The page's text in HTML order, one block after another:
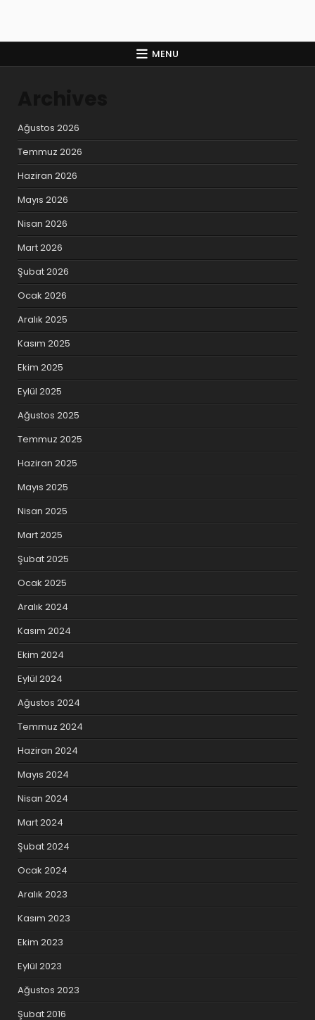
MENU
Ağustos 2026
Temmuz 2026
Haziran 2026
Mayıs 2026
Nisan 2026
Mart 2026
Şubat 2026
Ocak 2026
Aralık 2025
Kasım 2025
Ekim 2025
Eylül 2025
Ağustos 2025
Temmuz 2025
Haziran 2025
Mayıs 2025
Nisan 2025
Mart 2025
Şubat 2025
Ocak 2025
Aralık 2024
Kasım 2024
Ekim 2024
Eylül 2024
Ağustos 2024
Temmuz 2024
Haziran 2024
Mayıs 2024
Nisan 2024
Mart 2024
Şubat 2024
Ocak 2024
Aralık 2023
Kasım 2023
Ekim 2023
Eylül 2023
Ağustos 2023
Şubat 2016